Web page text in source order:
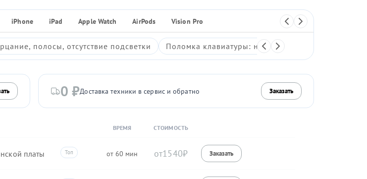
iPhone iPad Apple Watch AirPods Vision Pro
полосы, отсутствие подсветки Поломка клавиатуры: неработающие клавиши,
0 ₽Доставка техники в сервис и обратно Заказать
ВРЕМЯ СТОИМОСТЬ
платы 60 1540